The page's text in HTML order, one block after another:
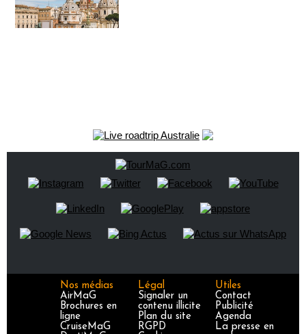
Nos médias
AirMaG
Brochures en
ligne
CruiseMaG
Légal
Signaler un
contenu illicite
Plan du site
RGPD
Utiles
Contact
Publicité
Agenda
La presse en